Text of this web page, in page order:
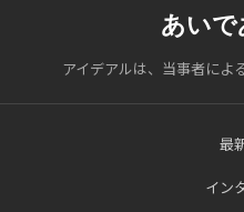
あいで
アイデアルは、当事者によ
最
イン